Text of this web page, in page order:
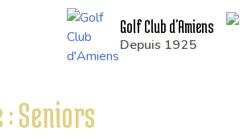
Golf Club d'Amiens
Depuis 1925
:Seniors